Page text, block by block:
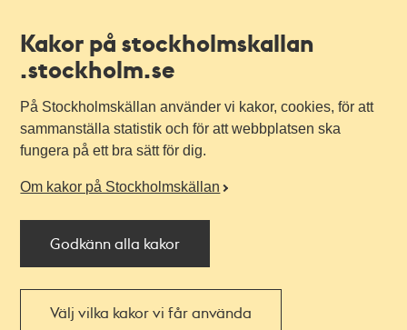
Kakor på stockholmskallan
.stockholm.se
På Stockholmskällan använder vi kakor, cookies, för att
sammanställa statistik och för att webbplatsen ska
fungera på ett bra sätt för dig.
Om kakor på Stockholmskällan
Godkänn alla kakor
Välj vilka kakor vi får använda